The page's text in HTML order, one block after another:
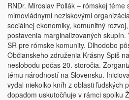
RNDr. Miroslav Pollák – rómskej
mimovládnymi neziskovými
sociálnej ekonomiky, komunitný
postavenia marginalizovaných
SR pre rómske komunity. Dlhodobo
Občianskeho združenia Krásny Spiš
neslobodu počas 20. storočia.
tému národností na Slovensku.
vydal niekoľko kníh z oblasti ľudských
dopadom uskutočňuje v rámci spolku